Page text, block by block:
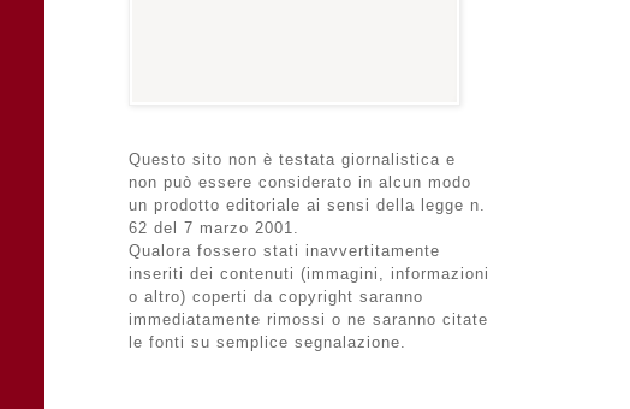
Questo sito non è testata giornalistica e
non può essere considerato in alcun modo
un prodotto editoriale ai sensi della legge n.
62 del 7 marzo 2001.
Qualora fossero stati inavvertitamente
inseriti dei contenuti (immagini, informazioni
o altro) coperti da copyright saranno
immediatamente rimossi o ne saranno citate
le fonti su semplice segnalazione.